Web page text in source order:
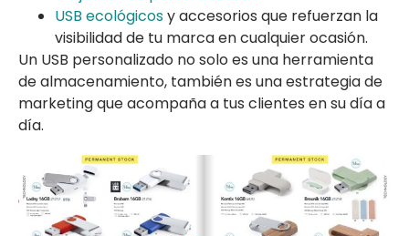
USB ecológicosy accesorios que refuerzan la
visibilidad de tu marca en cualquier ocasión.
Un USB personalizado no solo es una herramienta
de almacenamiento, también es una estrategia de
marketing que acompaña a tus clientes en su día a
día.